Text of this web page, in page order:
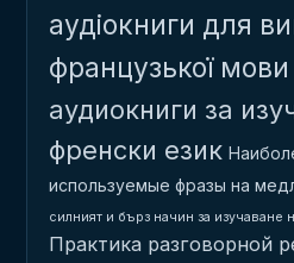
аудіокниги для
французької мови
аудиокниги за
френски език
используемые фразы на
силният и бърз начин за изучаване
Практика разговорной